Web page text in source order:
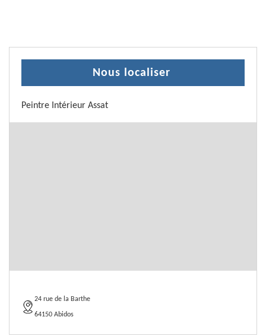
Nous localiser
Peintre Intérieur Assat
24 rue de la Barthe
64150 Abidos